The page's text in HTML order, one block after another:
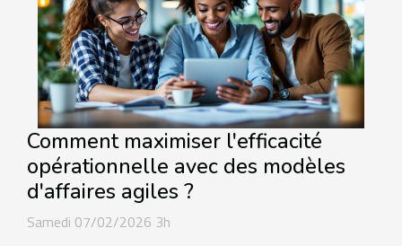
Comment maximiser l'efficacité
opérationnelle avec des modèles
d'affaires agiles ?
Samedi 07/02/2026 3h